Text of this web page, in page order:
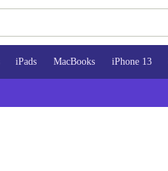
iPads MacBooks iPhone 13